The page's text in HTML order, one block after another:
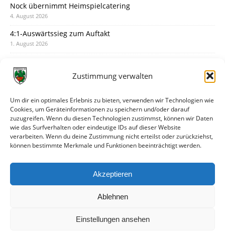
Zustimmung verwalten
Um dir ein optimales Erlebnis zu bieten, verwenden wir Technologien wie
Cookies, um Geräteinformationen zu speichern und/oder darauf
zuzugreifen. Wenn du diesen Technologien zustimmst, können wir Daten
wie das Surfverhalten oder eindeutige IDs auf dieser Website
verarbeiten. Wenn du deine Zustimmung nicht erteilst oder zurückziehst,
können bestimmte Merkmale und Funktionen beeinträchtigt werden.
Akzeptieren
Ablehnen
Einstellungen ansehen
Nock übernimmt Heimspielcatering
4. August 2026
4:1-Auswärtssieg zum Auftakt
1. August 2026
31. Juli 2026
30. Juli 2026
Deine Spielminute: 89+1
28. Juli 2026
Neuer Rückensponsor
Neue Podcast-Folge: So tickt Björn!
27. Juli 2026